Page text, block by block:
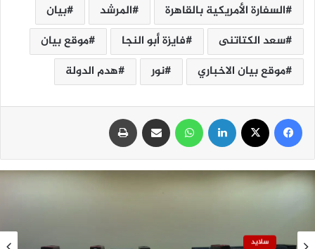
السفارة الأمريكية بالقاهرة
المرشد
بيان
سعد الكتاتنى
فايزة أبو النجا
موقع بيان
موقع بيان الاخباري
نور هدم الدولة
سلايد